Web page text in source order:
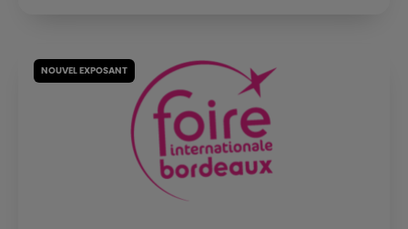
NOUVEL EXPOSANT